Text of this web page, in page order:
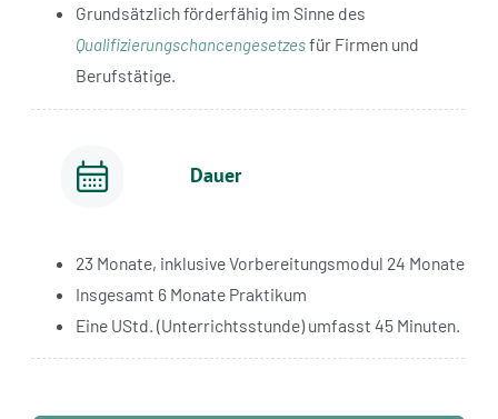
Grundsätzlich förderfähig im Sinne des
Qualifizierungschancengesetzesfür Firmen und
Berufstätige.
Dauer
23 Monate, inklusive Vorbereitungsmodul 24 Monate
Insgesamt 6 Monate Praktikum
Eine UStd. (Unterrichtsstunde) umfasst 45 Minuten.